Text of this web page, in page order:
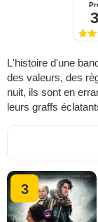
L'histoire d'une
des valeurs, des
nuit, ils sont en
leurs graffs
3